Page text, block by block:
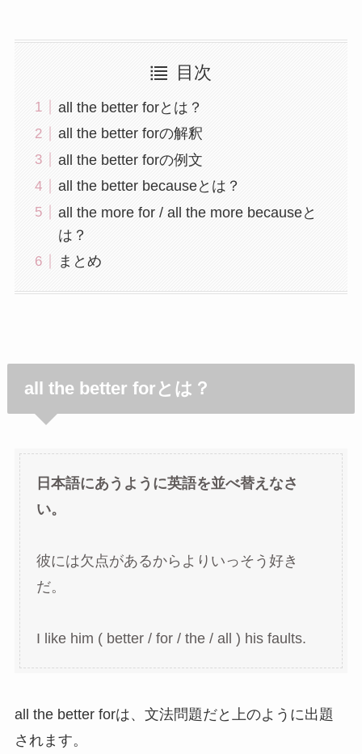
目次
all the better forとは？
all the better forの解釈
all the better forの例文
all the better becauseとは？
all the more for / all the more becauseと
は？
まとめ
all the better forとは？
日本語にあうように英語を並べ替えなさ
い。
彼には欠点があるからよりいっそう好き
だ。
I like him ( better / for / the / all ) his faults.
all the better forは、文法問題だと上のように出題
されます。